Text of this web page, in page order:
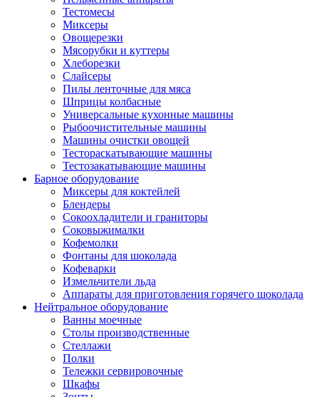
Тестомесы
Миксеры
Овощерезки
Мясорубки и куттеры
Хлеборезки
Слайсеры
Пилы ленточные для мяса
Шприцы колбасные
Универсальные кухонные машины
Рыбоочистительные машины
Машины очистки овощей
Тестораскатывающие машины
Тестозакатывающие машины
Барное оборудование
Миксеры для коктейлей
Блендеры
Сокоохладители и граниторы
Соковыжималки
Кофемолки
Фонтаны для шоколада
Кофеварки
Измельчители льда
Аппараты для приготовления горячего шоколада
Нейтральное оборудование
Ванны моечные
Столы производственные
Стеллажи
Полки
Тележки сервировочные
Шкафы